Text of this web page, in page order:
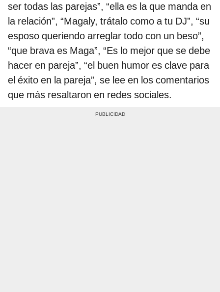
ser todas las parejas”, “ella es la que manda en
la relación”, “Magaly, trátalo como a tu DJ”, “su
esposo queriendo arreglar todo con un beso”,
“que brava es Maga”, “Es lo mejor que se debe
hacer en pareja”, “el buen humor es clave para
el éxito en la pareja”, se lee en los comentarios
que más resaltaron en redes sociales.